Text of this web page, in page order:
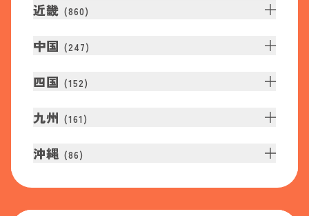
近畿 (860)
中国 (247)
四国 (152)
九州 (161 )
沖縄 (86)